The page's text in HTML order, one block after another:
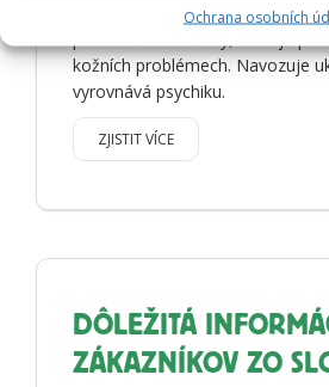
Ochrana osobních
Pomáhá při rýmě, kašli a
kožních problémech. Navozuje
vyrovnává psychiku.
ZJISTIT VÍCE
DÔLEŽITÁ
ZÁKAZNÍKOV ZO